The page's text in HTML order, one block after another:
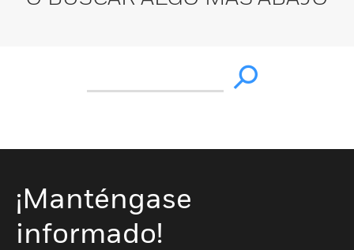
¡Manténgase
informado!